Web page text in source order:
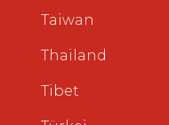
Taiwan
Thailand
Tibet